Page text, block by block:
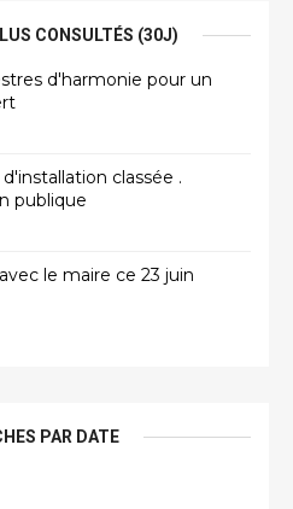
CONSULTÉS (30J)
d'harmonie pour un
classée .
publique
le maire ce 23 juin
PAR DATE